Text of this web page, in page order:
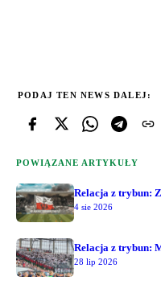
PODAJ TEN NEWS DALEJ:
POWIĄZANE ARTYKUŁY
Relacja z trybun:
4 sie 2026
Relacja z trybun:
28 lip 2026